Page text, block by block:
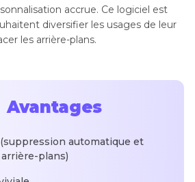
accrue. Ce logiciel est
diversifier les usages de leur
les arrière-plans.
Avantages
automatique et
plans)